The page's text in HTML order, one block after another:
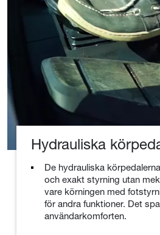
Hydrauliska
De hydrauliska
och exakt styrning utan
vare körningen med
för andra funktioner. Det
användarkomforten.